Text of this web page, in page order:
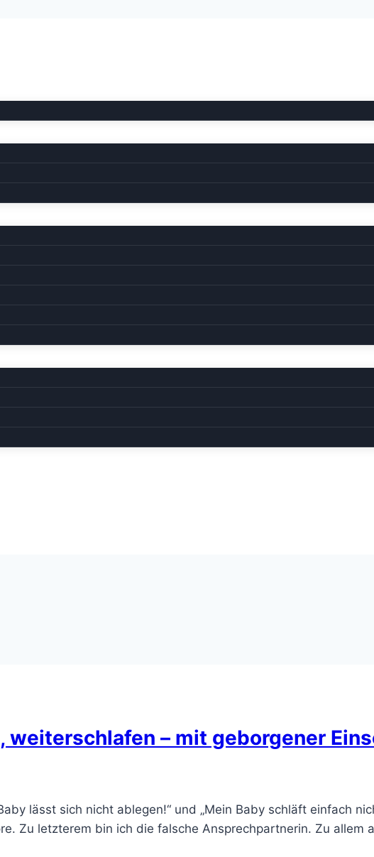
weiterschlafen – mit geborgener
lässt sich nicht ablegen!“ und „Mein Baby schläft einfach
Zu letzterem bin ich die falsche Ansprechpartnerin. Zu allem